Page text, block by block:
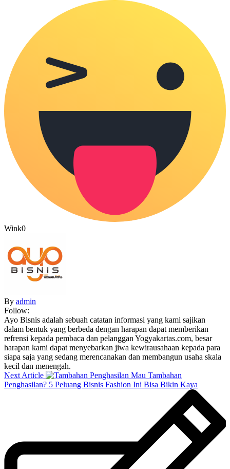
Wink0
By admin
Follow:
Ayo Bisnis adalah sebuah catatan informasi yang kami sajikan
dalam bentuk yang berbeda dengan harapan dapat memberikan
refrensi kepada pembaca dan pelanggan Yogyakartas.com, besar
harapan kami dapat menyebarkan jiwa kewirausahaan kepada para
siapa saja yang sedang merencanakan dan membangun usaha skala
kecil dan menengah.
Next Article
Mau Tambahan
Penghasilan? 5 Peluang Bisnis Fashion Ini Bisa Bikin Kaya